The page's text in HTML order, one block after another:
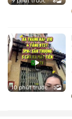
10 phút trước 3